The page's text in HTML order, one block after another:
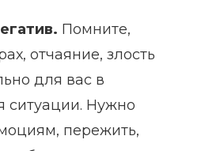
Помните,
отчаяние, злость
для вас в
ситуации. Нужно
пережить,